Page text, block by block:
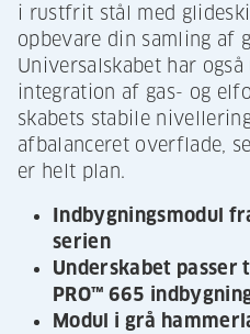
i rustfrit stål med
opbevare din samling af
Universalskabet har
integration af gas- og
skabets stabile
afbalanceret overflade,
er helt plan.
Indbygningsmodul
serien
Underskabet passer
PRO™ 665
Modul i grå